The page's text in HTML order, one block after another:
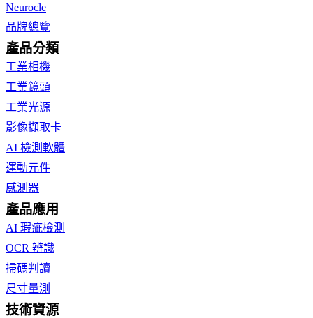
Neurocle
品牌總覽
產品分類
工業相機
工業鏡頭
工業光源
影像擷取卡
AI 檢測軟體
運動元件
感測器
產品應用
AI 瑕疵檢測
OCR 辨識
掃碼判讀
尺寸量測
技術資源